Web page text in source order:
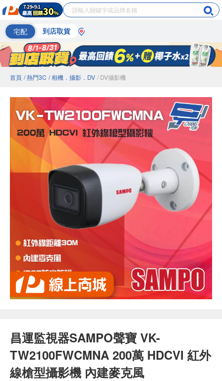
宅配 到店取貨
首頁 / 熱門3C / 相機．攝影．DV / DV攝影機
昌運監視器SAMPO聲寶 VK-
TW2100FWCMNA 200萬 HDCVI 紅外
線槍型攝影機 內建麥克風